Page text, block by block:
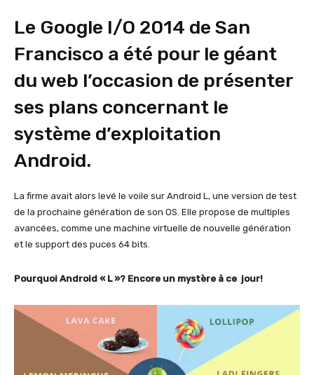
Le Google I/O 2014 de San
Francisco a été pour le géant
du web l’occasion de présenter
ses plans concernant le
système d’exploitation
Android.
La firme avait alors levé le voile sur Android L, une version de test
de la prochaine génération de son OS. Elle propose de multiples
avancées, comme une machine virtuelle de nouvelle génération
et le support des puces 64 bits.
Pourquoi Android « L »? Encore un mystère à ce jour!